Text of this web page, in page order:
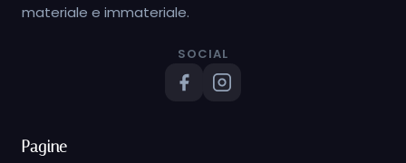
materiale e immateriale.
SOCIAL
Pagine